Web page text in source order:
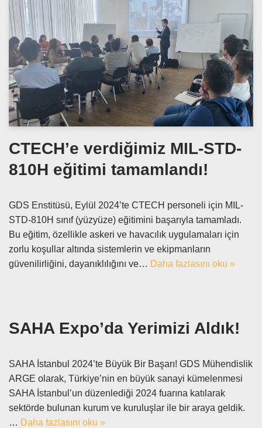
CTECH’e verdiğimiz MIL-STD-
810H eğitimi tamamlandı!
GDS Enstitüsü, Eylül 2024’te CTECH personeli için MIL-
STD-810H sınıf (yüzyüze) eğitimini başarıyla tamamladı.
Bu eğitim, özellikle askeri ve havacılık uygulamaları için
zorlu koşullar altında sistemlerin ve ekipmanların
güvenilirliğini, dayanıklılığını ve… Daha fazlasını oku »
SAHA Expo’da Yerimizi Aldık!
SAHA İstanbul 2024’te Büyük Bir Başarı! GDS Mühendislik
ARGE olarak, Türkiye’nin en büyük sanayi kümelenmesi
SAHA İstanbul’un düzenlediği 2024 fuarına katılarak
sektörde bulunan kurum ve kuruluşlar ile bir araya geldik.
… Daha fazlasını oku »